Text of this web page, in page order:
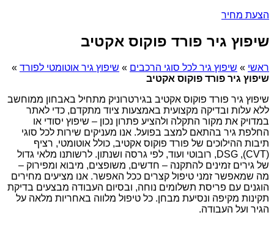
הצעת מחיר
שיפוץ גיר פורד פוקוס אקטיב
ראשי » שיפוץ גיר לכל סוגי הרכבים » שיפוץ גיר אוטומטי לפורד »
שיפוץ גיר פורד פוקוס אקטיב
שיפוץ גיר פורד פוקוס אקטיב בגירטרוניק מתחיל באבחון ממוחשב
ללא עלות ובדיקה מקצועית באמצעות ציוד מתקדם, כדי לאתר
במדויק את מקור התקלה ולהציע פתרון נכון – שיפוץ יסודי או
החלפת גיר בהתאם למצב בפועל. אנו מעניקים שירות לכל סוגי
תיבות ההילוכים של פורד פוקוס אקטיב, כולל אוטומטי, רציף
(CVT), DSG, רובוטי ועוד, לפי גרסה ושנתון. לרשותנו מלאי גדול
של גירים זמינים להתקנה – חדשים, משופצים, מיבוא ומפירוק –
מה שמאפשר זמני טיפול קצרים ככל האפשר. אנו מציעים מחירים
הוגנים עם פריסת תשלומים נוחה, ובסיום העבודה מבצעים בדיקת
תקינות מקיפה ונסיעת מבחן. כל טיפול מלווה באחריות מלאה על
הגיר ועל העבודה.